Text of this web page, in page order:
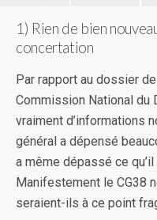
1) Rien de bien
concertation
Par rapport au dossier
Commission National du
vraiment d’informations
général a dépensé
a même dépassé ce
Manifestement le CG38
seraient-ils à ce point